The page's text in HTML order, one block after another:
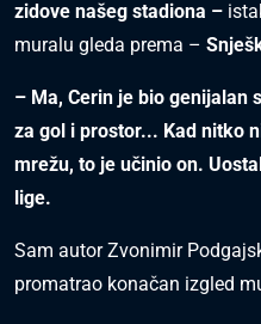
zidove našeg stadiona –
muralu gleda prema –
– Ma, Cerin je bio genijalan
za gol i prostor... Kad nitko
mrežu, to je učinio on.
lige.
Sam autor Zvonimir
promatrao konačan izgled